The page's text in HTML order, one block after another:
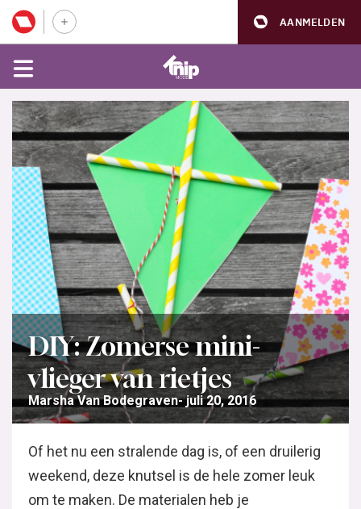
AANMELDEN
DIY: Zomerse mini-
vlieger van rietjes
Marsha Van Bodegraven juli 20, 2016
Of het nu een stralende dag is, of een druilerig
weekend, deze knutsel is de hele zomer leuk
om te maken. De materialen heb je